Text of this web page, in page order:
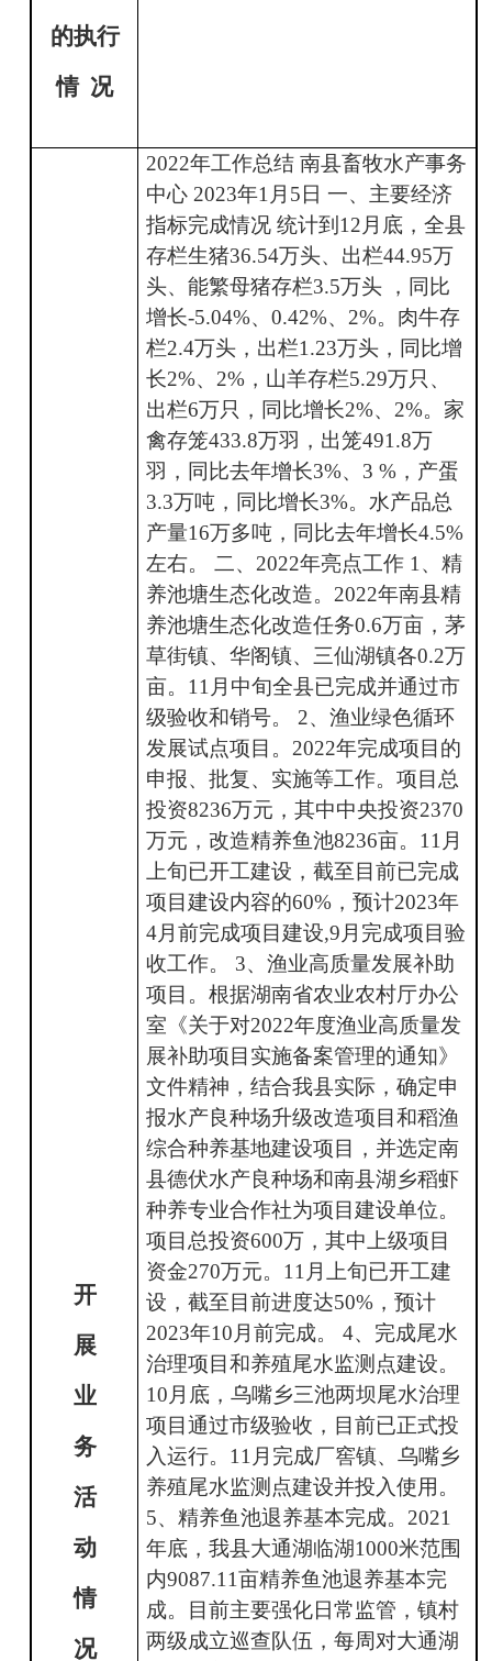
的执行
情 况
开
展
业
务
活
动
情
况
2022年工作总结 南县畜牧水产事务
中心 2023年1月5日 一、主要经济
指标完成情况 统计到12月底，全县
存栏生猪36.54万头、出栏44.95万
头、能繁母猪存栏3.5万头 ，同比
增长-5.04%、0.42%、2%。肉牛存
栏2.4万头，出栏1.23万头，同比增
长2%、2%，山羊存栏5.29万只、
出栏6万只，同比增长2%、2%。家
禽存笼433.8万羽，出笼491.8万
羽，同比去年增长3%、3 %，产蛋
3.3万吨，同比增长3%。水产品总
产量16万多吨，同比去年增长4.5%
左右。 二、2022年亮点工作 1、精
养池塘生态化改造。2022年南县精
养池塘生态化改造任务0.6万亩，茅
草街镇、华阁镇、三仙湖镇各0.2万
亩。11月中旬全县已完成并通过市
级验收和销号。 2、渔业绿色循环
发展试点项目。2022年完成项目的
申报、批复、实施等工作。项目总
投资8236万元，其中中央投资2370
万元，改造精养鱼池8236亩。11月
上旬已开工建设，截至目前已完成
项目建设内容的60%，预计2023年
4月前完成项目建设,9月完成项目验
收工作。 3、渔业高质量发展补助
项目。根据湖南省农业农村厅办公
室《关于对2022年度渔业高质量发
展补助项目实施备案管理的通知》
文件精神，结合我县实际，确定申
报水产良种场升级改造项目和稻渔
综合种养基地建设项目，并选定南
县德伏水产良种场和南县湖乡稻虾
种养专业合作社为项目建设单位。
项目总投资600万，其中上级项目
资金270万元。11月上旬已开工建
设，截至目前进度达50%，预计
2023年10月前完成。 4、完成尾水
治理项目和养殖尾水监测点建设。
10月底，乌嘴乡三池两坝尾水治理
项目通过市级验收，目前已正式投
入运行。11月完成厂窖镇、乌嘴乡
养殖尾水监测点建设并投入使用。
5、精养鱼池退养基本完成。2021
年底，我县大通湖临湖1000米范围
内9087.11亩精养鱼池退养基本完
成。目前主要强化日常监管，镇村
两级成立巡查队伍，每周对大通湖